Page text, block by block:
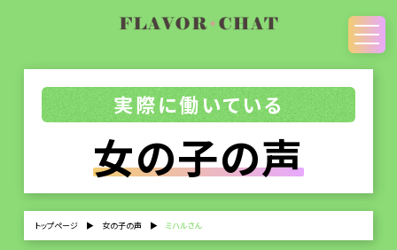
実際に働いている
女の子の声
トップページ▶ 女の子の声▶ ミハルさん